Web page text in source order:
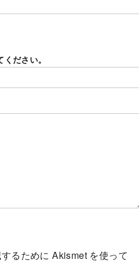
ださい。
るために Akismet を使って